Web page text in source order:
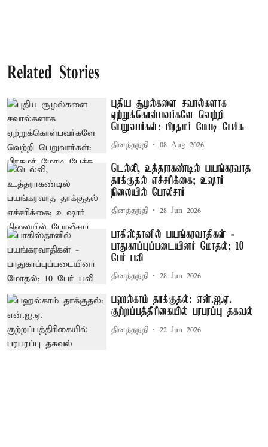
Related Stories
புதிய சூழல்களை சவால்களாக
ஏற்றுக்கொள்பவர்களே வெற்றி
பெறுவார்கள்: பிரதமர் மோடி பேச்சு
தினத்தந்தி 08 Aug 2026
டெல்லி, உத்தராகண்டில் பயங்கரவாத
தாக்குதல் எச்சரிக்கை; உஷார்
நிலையில் போலீசார்
தினத்தந்தி 28 Jun 2026
பாகிஸ்தானில் பயங்கரவாதிகள் -
பாதுகாப்புப்படையினர் மோதல்; 10
பேர் பலி
தினத்தந்தி 28 Jun 2026
பஹல்காம் தாக்குதல்: என்.ஐ.ஏ.
குற்றப்பத்திரிகையில் பரபரப்பு தகவல்
தினத்தந்தி 22 Jun 2026